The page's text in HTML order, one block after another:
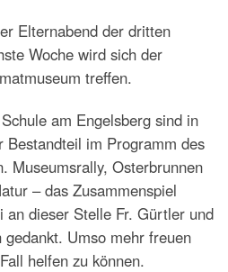
Elternabend der dritten
Woche wird sich der
treffen.
am Engelsberg sind in
Bestandteil im Programm des
Museumsrally, Osterbrunnen
– das Zusammenspiel
an dieser Stelle Fr. Gürtler und
Umso mehr freuen
helfen zu können.